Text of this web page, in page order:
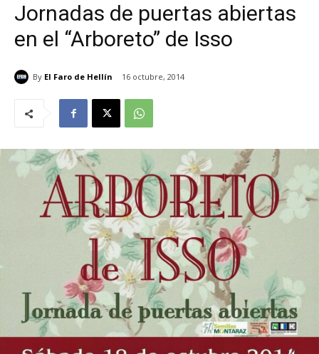
Jornadas de puertas abiertas
en el “Arboreto” de Isso
By El Faro de Hellín 16 octubre, 2014